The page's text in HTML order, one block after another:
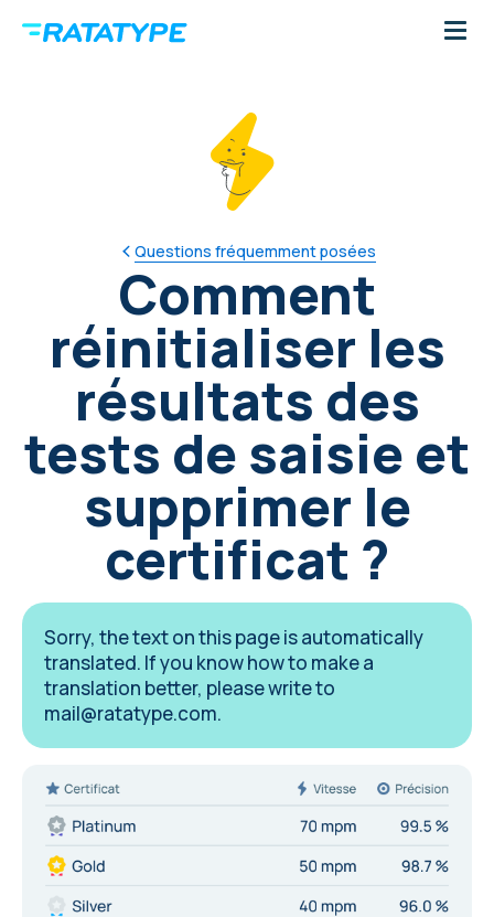
Questions fréquemment posées
Comment
réinitialiser les
résultats des
tests de saisie et
supprimer le
certificat ?
Sorry, the text on this page is automatically
translated. If you know how to make a
translation better, please write to
mail@ratatype.com.